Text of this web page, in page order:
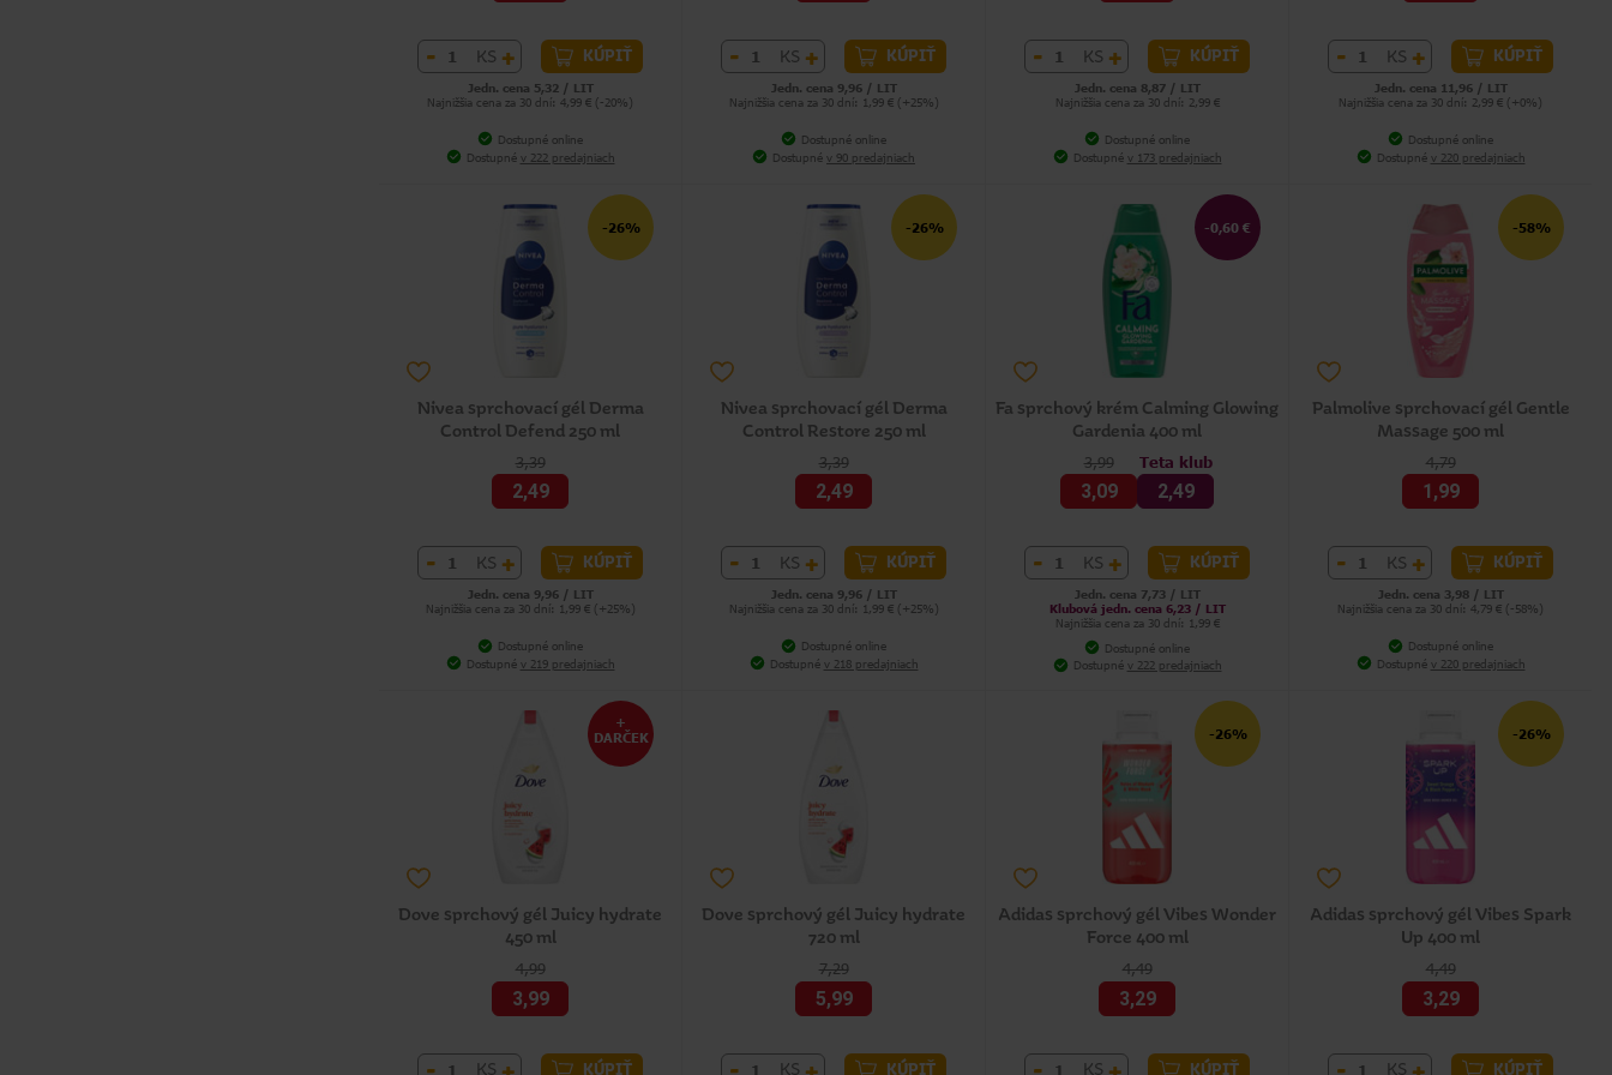
- KS + KÚPIŤ
Jedn. cena 5,32 / LIT
Najnižšia cena za 30 dní: 4,99 € (-20%)
Dostupné online
Dostupné v 222 predajniach
- KS + KÚPIŤ
Jedn. cena 9,96 / LIT
Najnižšia cena za 30 dní: 1,99 € (+25%)
Dostupné online
Dostupné v 90 predajniach
- KS + KÚPIŤ
Jedn. cena 8,87 / LIT
Najnižšia cena za 30 dní: 2,99 €
Dostupné online
Dostupné v 173 predajniach
- KS + KÚPIŤ
Jedn. cena 11,96 / LIT
Najnižšia cena za 30 dní: 2,99 € (+0%)
Dostupné online
Dostupné v 220 predajniach
-26%
Nivea sprchovací gél Derma
Control Defend 250 ml
3,39
2,49
- KS + KÚPIŤ
Jedn. cena 9,96 / LIT
Najnižšia cena za 30 dní: 1,99 € (+25%)
Dostupné online
Dostupné v 219 predajniach
-26%
Nivea sprchovací gél Derma
Control Restore 250 ml
3,39
2,49
- KS + KÚPIŤ
Jedn. cena 9,96 / LIT
Najnižšia cena za 30 dní: 1,99 € (+25%)
Dostupné online
Dostupné v 218 predajniach
-0,60 €
Fa sprchový krém Calming Glowing
Gardenia 400 ml
3,99
3,09
Teta klub
2,49
- KS + KÚPIŤ
Jedn. cena 7,73 / LIT
Klubová jedn. cena 6,23 / LIT
Najnižšia cena za 30 dní: 1,99 €
Dostupné online
Dostupné v 222 predajniach
-58%
Palmolive sprchovací gél Gentle
Massage 500 ml
4,79
1,99
- KS + KÚPIŤ
Jedn. cena 3,98 / LIT
Najnižšia cena za 30 dní: 4,79 € (-58%)
Dostupné online
Dostupné v 220 predajniach
+
DARČEK
Dove sprchový gél Juicy hydrate
450 ml
4,99
3,99
KS KÚPIŤ
Dove sprchový gél Juicy hydrate
720 ml
7,29
5,99
KS KÚPIŤ
-26%
Adidas sprchový gél Vibes Wonder
Force 400 ml
4,49
3,29
KS KÚPIŤ
-26%
Adidas sprchový gél Vibes Spark
Up 400 ml
4,49
3,29
KS KÚPIŤ